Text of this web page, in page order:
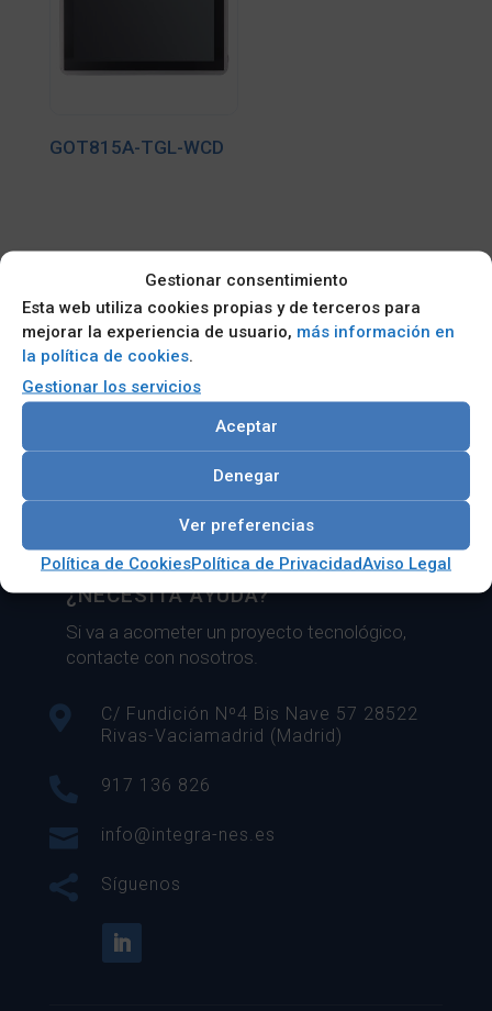
Gestionar consentimiento
Esta web utiliza cookies propias y de terceros para
mejorar la experiencia de usuario, más información en
la política de cookies.
Gestionar los servicios
Aceptar
Denegar
Ver preferencias
Política de CookiesPolítica de PrivacidadAviso Legal
GOT815A-TGL-WCD
LISTA DE CORREO
Si necesita estar al día del sector tecnológico
y conocer de primera mano nuestras ofertas y
novedades dese de alta en nuestra lista de
Suscribirse
¿NECESITA AYUDA?
Si va a acometer un proyecto tecnológico,
contacte con nosotros.

C/ Fundición Nº4 Bis Nave 57 28522
Rivas-Vaciamadrid (Madrid)
 917 136 826
 info@integra-nes.es
 Síguenos